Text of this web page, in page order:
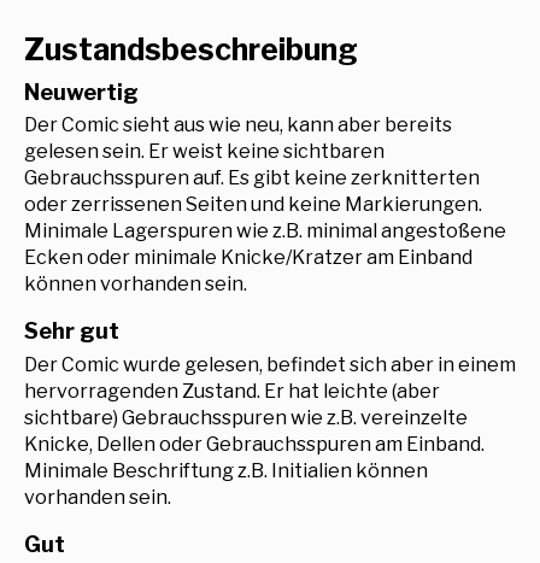
Zustandsbeschreibung
Neuwertig
Der Comic sieht aus wie neu, kann aber bereits
gelesen sein. Er weist keine sichtbaren
Gebrauchsspuren auf. Es gibt keine zerknitterten
oder zerrissenen Seiten und keine Markierungen.
Minimale Lagerspuren wie z.B. minimal angestoßene
Ecken oder minimale Knicke/Kratzer am Einband
können vorhanden sein.
Sehr gut
Der Comic wurde gelesen, befindet sich aber in einem
hervorragenden Zustand. Er hat leichte (aber
sichtbare) Gebrauchsspuren wie z.B. vereinzelte
Knicke, Dellen oder Gebrauchsspuren am Einband.
Minimale Beschriftung z.B. Initialien können
vorhanden sein.
Gut